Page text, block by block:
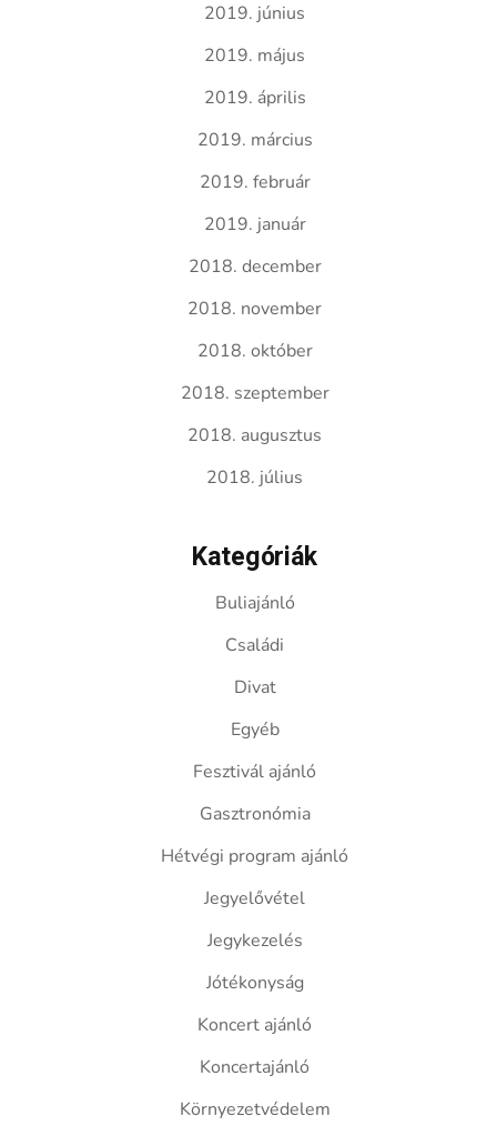
2019. június
2019. május
2019. április
2019. március
2019. február
2019. január
2018. december
2018. november
2018. október
2018. szeptember
2018. augusztus
2018. július
Kategóriák
Buliajánló
Családi
Divat
Egyéb
Fesztivál ajánló
Gasztronómia
Hétvégi program ajánló
Jegyelővétel
Jegykezelés
Jótékonyság
Koncert ajánló
Koncertajánló
Környezetvédelem